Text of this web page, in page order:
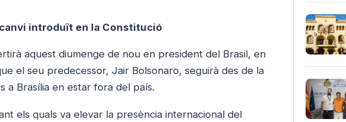
introduït en la Constitució
aquest diumenge de nou en president del Brasil, en
el seu predecessor, Jair Bolsonaro, seguirà des de la
a Brasília en estar fora del país.
els quals va elevar la presència internacional del